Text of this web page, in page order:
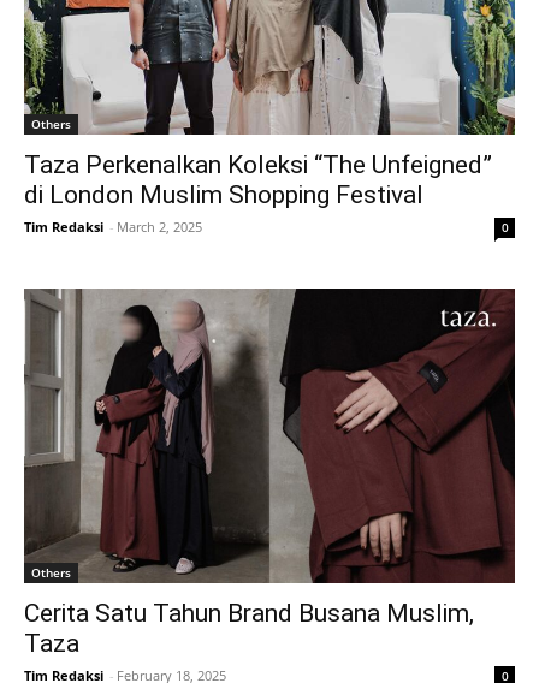
Others
Taza Perkenalkan Koleksi “The Unfeigned”
di London Muslim Shopping Festival
Tim Redaksi - March 2, 2025 0
Others
Cerita Satu Tahun Brand Busana Muslim,
Taza
Tim Redaksi - February 18, 2025 0